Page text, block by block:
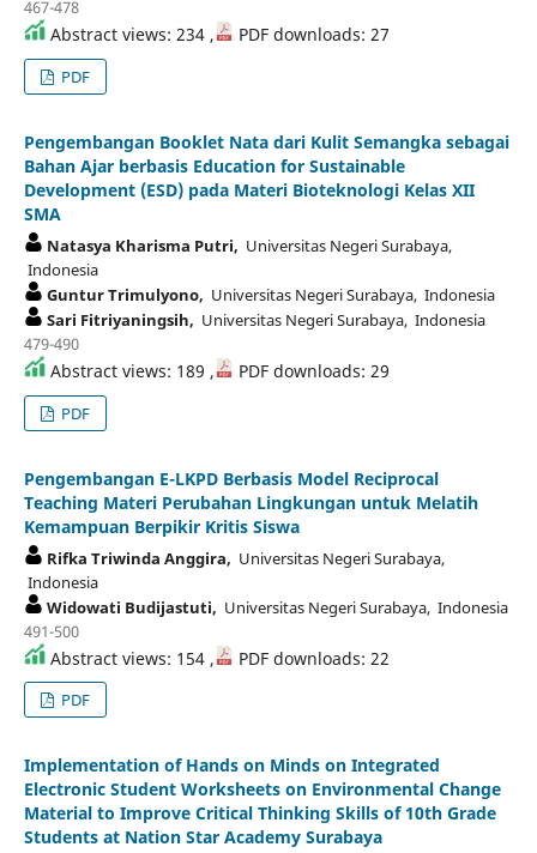
467-478
Abstract views: 234 , PDF downloads: 27
PDF
Pengembangan Booklet Nata dari Kulit Semangka sebagai
Bahan Ajar berbasis Education for Sustainable
Development (ESD) pada Materi Bioteknologi Kelas XII
SMA
Natasya Kharisma Putri, Universitas Negeri Surabaya,
Indonesia
Guntur Trimulyono, Universitas Negeri Surabaya, Indonesia
Sari Fitriyaningsih, Universitas Negeri Surabaya, Indonesia
479-490
Abstract views: 189 , PDF downloads: 29
PDF
Pengembangan E-LKPD Berbasis Model Reciprocal
Teaching Materi Perubahan Lingkungan untuk Melatih
Kemampuan Berpikir Kritis Siswa
Rifka Triwinda Anggira, Universitas Negeri Surabaya,
Indonesia
Widowati Budijastuti, Universitas Negeri Surabaya, Indonesia
491-500
Abstract views: 154 , PDF downloads: 22
PDF
Implementation of Hands on Minds on Integrated
Electronic Student Worksheets on Environmental Change
Material to Improve Critical Thinking Skills of 10th Grade
Students at Nation Star Academy Surabaya